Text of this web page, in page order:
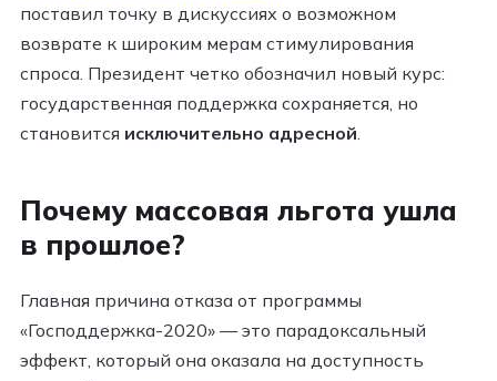
поставил точку в дискуссиях о возможном
возврате к широким мерам стимулирования
спроса. Президент четко обозначил новый курс:
государственная поддержка сохраняется, но
становится исключительно адресной
Почему массовая льгота ушла
в прошлое?
Главная причина отказа от программы
«Господдержка-2020» — это парадоксальный
эффект, который она оказала на доступность